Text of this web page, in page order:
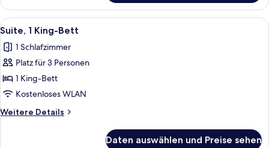
Zimmer,
2 Einzelbetten
Alle
Fotos
für
Suite,
1 King-
Bett
anzeigen
Ein modernes Hotelzimmer mit
4
Suite, 1 King-Bett
1 Schlafzimmer
Platz für 3 Personen
1 King-Bett
Kostenloses WLAN
Weitere Details
Weitere
Daten auswählen und Preise sehen